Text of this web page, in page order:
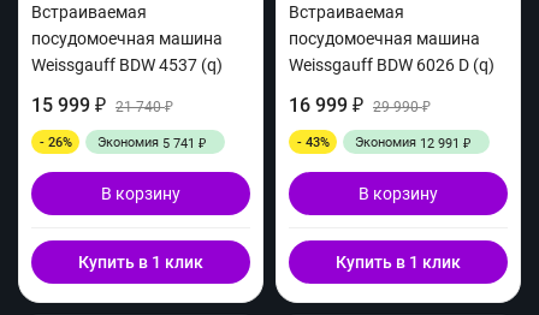
Встраиваемая
посудомоечная машина
Weissgauff BDW 4537 (q)
15 999 ₽ 21 740₽
- 26% Экономия 5 741 ₽
В корзину
Купить в 1 клик
Встраиваемая
посудомоечная машина
Weissgauff BDW 6026 D (q)
16 999 ₽ 29 990₽
- 43% Экономия 12 991 ₽
В корзину
Купить в 1 клик